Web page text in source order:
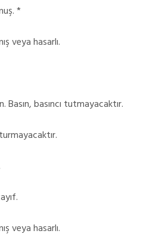
*
veya hasarlı.
basıncı tutmayacaktır.
veya hasarlı.